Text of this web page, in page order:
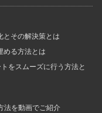
とその解決策とは
める方法とは
をスムーズに行う方法と
法を動画でご紹介